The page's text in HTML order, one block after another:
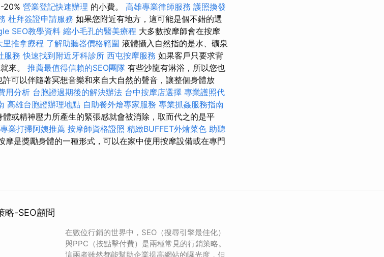
20% 營業登記快速辦理 的小費。 高雄專業律師服務 護照換發
杜拜簽證申請服務 如果您附近有地方，這可能是個不錯的選
SEO教學資料 縮小毛孔的醫美療程 大多數按摩師會在按摩
里推拿療程 了解助聽器價格範圍 液體攝入自然指的是水、礦泉
服務 快速找到附近牙科診所 西屯按摩服務 如果客戶只要求背
來。 推薦最值得信賴的SEO團隊 有些沙龍有淋浴，所以您也
可以伴隨著冥想音樂和來自大自然的聲音，讓整個身體放
用分析 台胞證過期後的解決辦法 台中按摩店選擇 專業護照代
高雄台胞證辦理地點 自助餐外燴專家服務 專業抓姦服務指南
或精神壓力所產生的緊張感就會被消除，取而代之的是平
專業打掃阿姨推薦 按摩師資格證照 精緻BUFFET外燴菜色 助聽
摩是獎勵身體的一種形式，可以在家中使用按摩設備或在專門
略-SEO顧問
在數位行銷的世界中，SEO（搜尋引擎最佳化）
與PPC（按點擊付費）是兩種常見的行銷策略。
這兩者雖然都能幫助企業提高網站的曝光度，但